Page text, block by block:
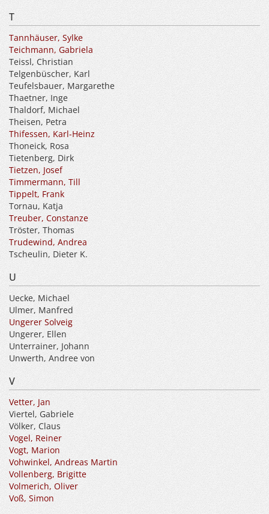
T
Tannhäuser, Sylke
Teichmann, Gabriela
Teissl, Christian
Telgenbüscher, Karl
Teufelsbauer, Margarethe
Thaetner, Inge
Thaldorf, Michael
Theisen, Petra
Thifessen, Karl-Heinz
Thoneick, Rosa
Tietenberg, Dirk
Tietzen, Josef
Timmermann, Till
Tippelt, Frank
Tornau, Katja
Treuber, Constanze
Tröster, Thomas
Trudewind, Andrea
Tscheulin, Dieter K.
U
Uecke, Michael
Ulmer, Manfred
Ungerer Solveig
Ungerer, Ellen
Unterrainer, Johann
Unwerth, Andree von
V
Vetter, Jan
Viertel, Gabriele
Völker, Claus
Vogel, Reiner
Vogt, Marion
Vohwinkel, Andreas Martin
Vollenberg, Brigitte
Volmerich, Oliver
Voß, Simon